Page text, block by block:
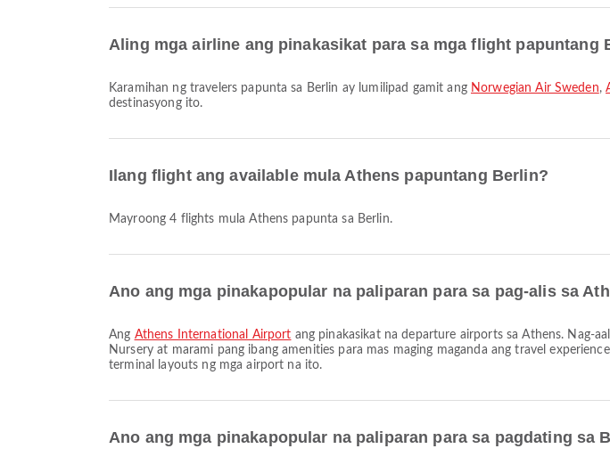
Aling mga airline ang pinakasikat para sa mga flight papuntang
Karamihan ng travelers papunta sa Berlin ay lumilipad gamit ang Norwegian Air Sweden,
destinasyong ito.
Ilang flight ang available mula Athens papuntang Berlin?
Mayroong 4 flights mula Athens papunta sa Berlin.
Ano ang mga pinakapopular na paliparan para sa pag-alis sa
Ang Athens International Airport ang pinakasikat na departure airports sa Athens. Nag-
Nursery at marami pang ibang amenities para mas maging maganda ang travel
terminal layouts ng mga airport na ito.
Ano ang mga pinakapopular na paliparan para sa pagdating sa